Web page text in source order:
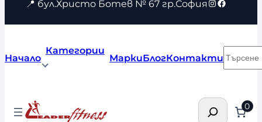
📍 бул.Христо Ботев № 67 гр.София Instagram
Facebook
Начало
Категории
МаркиБлогКонтакти
Търсене 0